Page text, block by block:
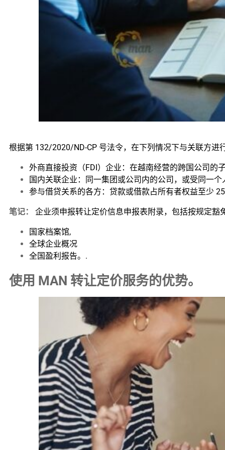
根据第 132/2020/ND-CP 号法令，在下列情况下与关联方进
外商直接投资（FDI）企业：在越南经营的跨国公司的
国内关联企业：同一集团或公司内的公司，或受同一
参与借贷关系的各方：贷款或借款占所有者权益至少
笔记： 企业须申报转让定价信息申报表附录，包括按规定
国家档案馆,
全球企业概况
全国盈利报告。.
使用 MAN 转让定价服务的优势。